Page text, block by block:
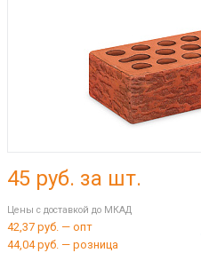
45 руб. за шт.
Цены с доставкой до МКАД
42,37 руб. — опт
44,04 руб. — розница